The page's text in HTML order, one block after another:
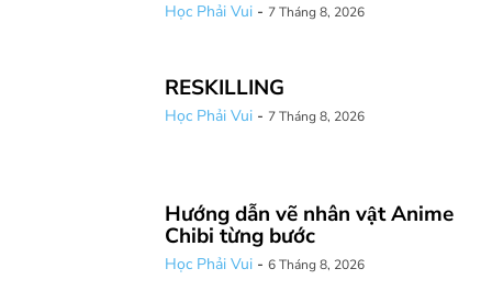
Học Phải Vui - 7 Tháng 8, 2026
RESKILLING
Học Phải Vui - 7 Tháng 8, 2026
Hướng dẫn vẽ nhân vật Anime
Chibi từng bước
Học Phải Vui - 6 Tháng 8, 2026